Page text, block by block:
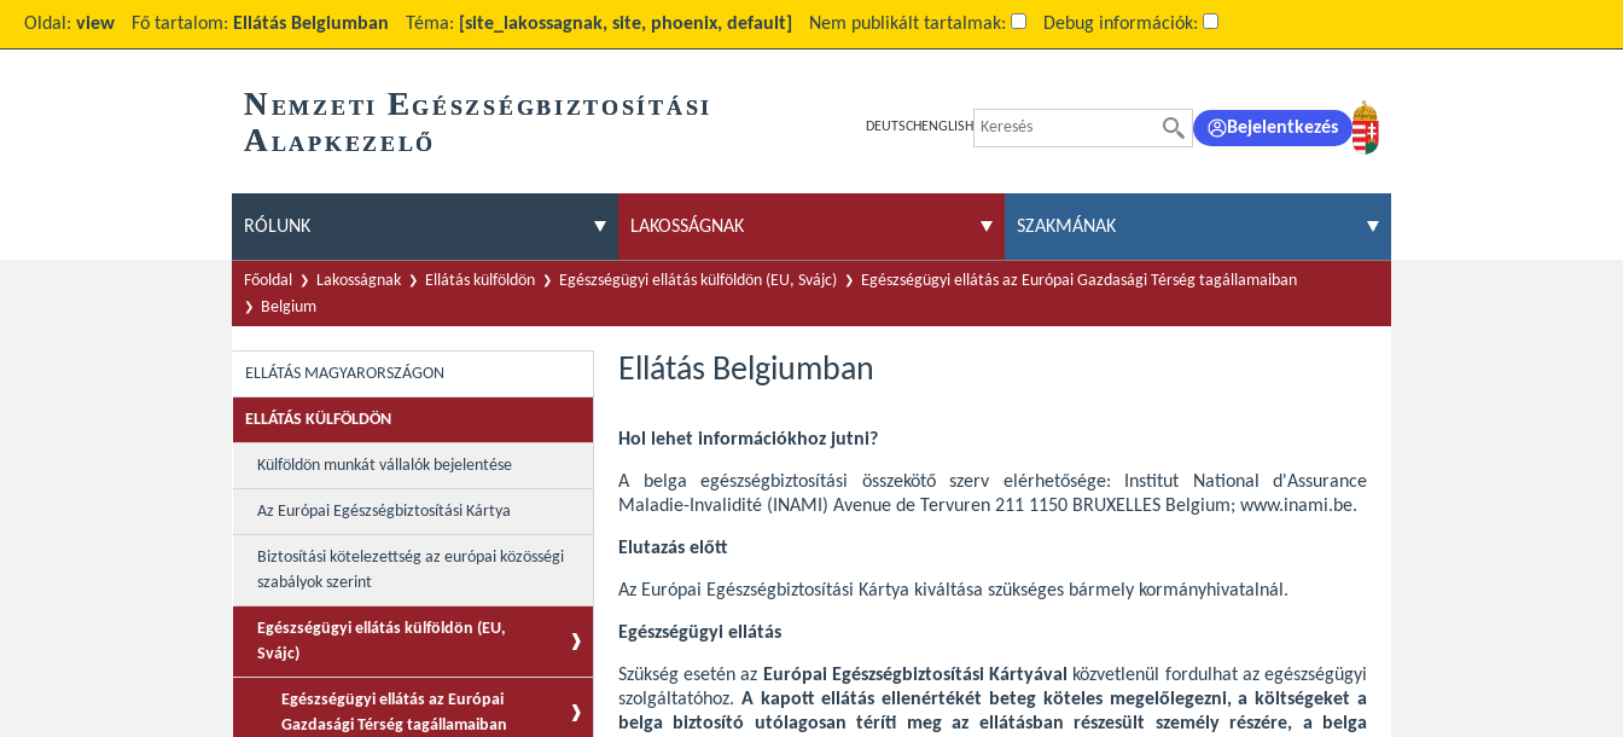
Oldal: view Fő tartalom: Ellátás Belgiumban Téma: [site_lakossagnak, site, phoenix, default] Nem publikált tartalmak: Debug információk:
NEMZETI EGÉSZSÉGBIZTOSÍTÁSI
ALAPKEZELŐ
DEUTSCH ENGLISH Bejelentkezés
RÓLUNK LAKOSSÁGNAK SZAKMÁNAK
Főoldal Lakosságnak Ellátás külföldön Egészségügyi ellátás külföldön (EU, Svájc)
Egészségügyi ellátás az Európai Gazdasági Térség tagállamaiban
Belgium
ELLÁTÁS MAGYARORSZÁGON
ELLÁTÁS KÜLFÖLDÖN
Külföldön munkát vállalók bejelentése
Az Európai Egészségbiztosítási Kártya
Biztosítási kötelezettség az európai közösségi
szabályok szerint
Egészségügyi ellátás külföldön (EU,
Svájc)
Egészségügyi ellátás az Európai
Gazdasági Térség tagállamaiban
Ellátás Belgiumban
Hol lehet információkhoz jutni?
A belga egészségbiztosítási összekötő szerv elérhetősége: Institut National d'Assurance
Maladie-Invalidité (INAMI) Avenue de Tervuren 211 1150 BRUXELLES Belgium; www.inami.be.
Elutazás előtt
Az Európai Egészségbiztosítási Kártya kiváltása szükséges bármely kormányhivatalnál.
Egészségügyi ellátás
Szükség esetén az Európai Egészségbiztosítási Kártyával
közvetlenül fordulhat az egészségügyi
szolgáltatóhoz. A kapott ellátás ellenértékét beteg köteles megelőlegezni, a költségeket a
belga biztosító utólagosan téríti meg az ellátásban részesült személy részére, a belga